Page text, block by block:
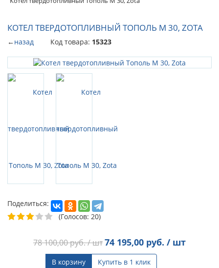
КОТЕЛ ТВЕРДОТОПЛИВНЫЙ ТОПОЛЬ М 30, ZOTA
←назад Код товара: 15323
Поделиться:
(Голосов: 20)
78 100,00руб. / шт74 195,00 руб. / шт
В корзину Купить в 1 клик